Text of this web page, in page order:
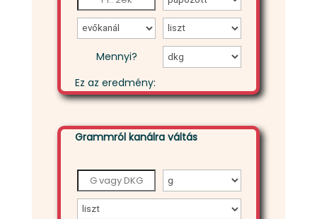
Mennyi?
Ez az eredmény:
Grammról kanálra váltás